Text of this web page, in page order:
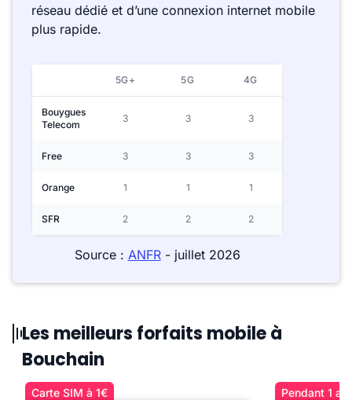
réseau dédié et d’une connexion internet mobile
plus rapide.
5G+ 5G 4G
Bouygues
Telecom
3 3 3
Free 3 3 3
Orange 1 1 1
SFR 2 2 2
Source : ANFR- juillet 2026
Les meilleurs forfaits mobile à
Bouchain
Carte SIM à 1€ Pendant 1